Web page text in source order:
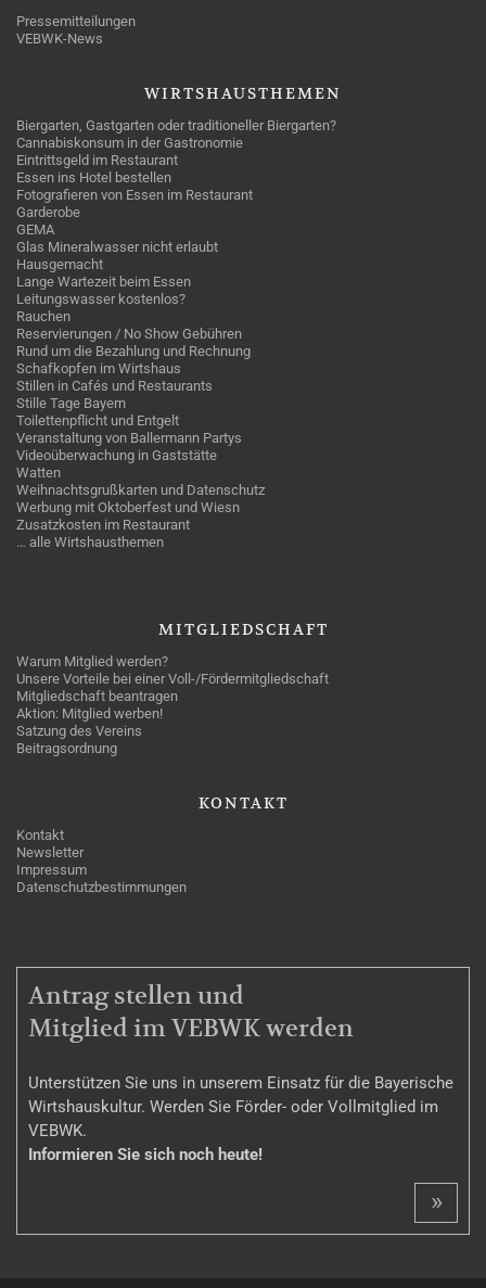
Pressemitteilungen
VEBWK-News
WIRTSHAUSTHEMEN
Biergarten, Gastgarten oder traditioneller Biergarten?
Cannabiskonsum in der Gastronomie
Eintrittsgeld im Restaurant
Essen ins Hotel bestellen
Fotografieren von Essen im Restaurant
Garderobe
GEMA
Glas Mineralwasser nicht erlaubt
Hausgemacht
Lange Wartezeit beim Essen
Leitungswasser kostenlos?
Rauchen
Reservierungen / No Show Gebühren
Rund um die Bezahlung und Rechnung
Schafkopfen im Wirtshaus
Stillen in Cafés und Restaurants
Stille Tage Bayern
Toilettenpflicht und Entgelt
Veranstaltung von Ballermann Partys
Videoüberwachung in Gaststätte
Watten
Weihnachtsgrußkarten und Datenschutz
Werbung mit Oktoberfest und Wiesn
Zusatzkosten im Restaurant
… alle Wirtshausthemen
MITGLIEDSCHAFT
Warum Mitglied werden?
Unsere Vorteile bei einer Voll-/Fördermitgliedschaft
Mitgliedschaft beantragen
Aktion: Mitglied werben!
Satzung des Vereins
Beitragsordnung
KONTAKT
Kontakt
Newsletter
Impressum
Datenschutzbestimmungen
MITGLIEDSCHAFT
Antrag stellen und
Mitglied im VEBWK werden
Unterstützen Sie uns in unserem Einsatz für die Bayerische
Wirtshauskultur. Werden Sie Förder- oder Vollmitglied im
VEBWK.
Informieren Sie sich noch heute!
»